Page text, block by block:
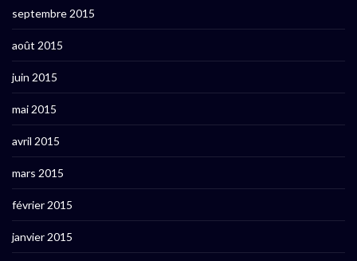
septembre 2015
août 2015
juin 2015
mai 2015
avril 2015
mars 2015
février 2015
janvier 2015